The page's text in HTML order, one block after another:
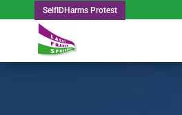
SelfIDHarms Protest